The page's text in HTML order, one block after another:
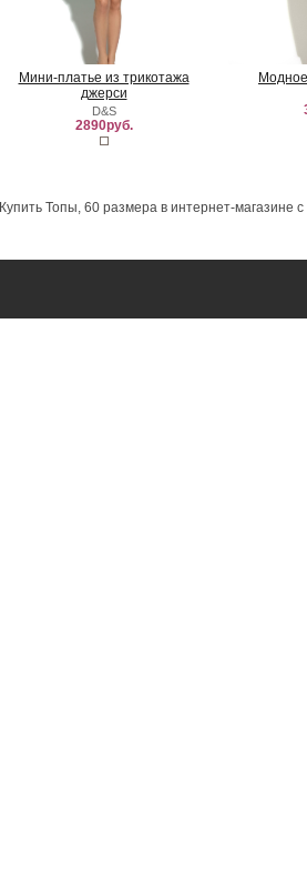
Мини-платье из трикотажа
джерси
D&S
2890руб.
Купить Топы, 60 размера в интернет-магазине